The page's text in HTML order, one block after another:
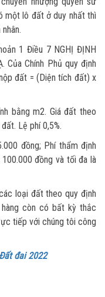
một lô đất ở duy nhất thì
1 Điều 7 NGHỊ ĐỊNH
Của Chính Phủ quy định
đất = (Diện tích đất) x
bằng m2. Giá đất theo
Lệ phí 0,5%.
đồng; Phí thẩm định
đồng và tối đa là
loại đất theo quy định
còn có bất kỳ thắc
tiếp với chúng tôi công
đai 2022